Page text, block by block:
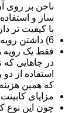
ناخن بر روی
ساز و
با کیفیت تر
6) داشتن رویه ورق یک طرفه
فقط یک رویه
در جاهایی که
استفاده از
که همین
مزایای
چون این نوع